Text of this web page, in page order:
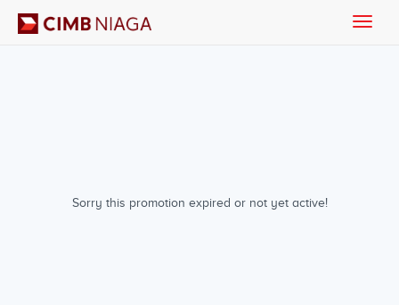
Sorry this promotion expired or not yet active!
Toggle